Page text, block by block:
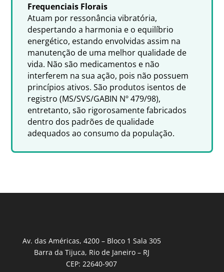
Frequenciais Florais
Atuam por ressonância vibratória,
despertando a harmonia e o equilíbrio
energético, estando envolvidas assim na
manutenção de uma melhor qualidade de
vida. Não são medicamentos e não
interferem na sua ação, pois não possuem
princípios ativos. São produtos isentos de
registro (MS/SVS/GABIN Nº 479/98),
entretanto, são rigorosamente fabricados
dentro dos padrões de qualidade
adequados ao consumo da população.
Av. das Américas, 4200 – Bloco 1 Sala 305
Barra da Tijuca, Rio de Janeiro – RJ
CEP: 22640-907